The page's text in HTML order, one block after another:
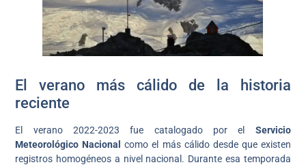
El verano más cálido de la historia
reciente
El verano 2022-2023 fue catalogado por el Servicio
Meteorológico Nacional
como el más cálido desde que existen
registros homogéneos a nivel nacional. Durante esa temporada